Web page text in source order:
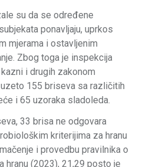
su da se određene
ponavljaju, uprkos
mjerama i ostavljenim
Zbog toga je inspekcija
i drugih zakonom
155 briseva sa različitih
i 65 uzoraka sladoleda.
33 brisa ne odgovara
kriterijima za hranu
i provedbu pravilnika o
(2023), 21,29 posto je